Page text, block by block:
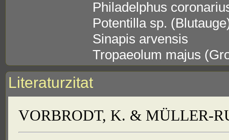
Philadelphus
Potentilla sp.
Sinapis arvensis
Tropaeolum majus
Literaturzitat
VORBRODT, K. & MÜLLER-